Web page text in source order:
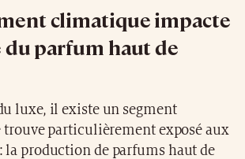
climatique impacte
parfum haut de
luxe, il existe un segment
trouve particulièrement exposé aux
la production de parfums haut de